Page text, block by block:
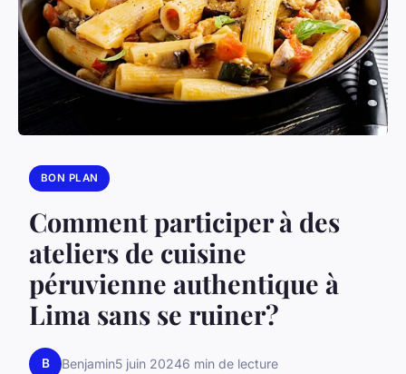
BON PLAN
Comment participer à des
ateliers de cuisine
péruvienne authentique à
Lima sans se ruiner?
B Benjamin5 juin 20246 min de lecture